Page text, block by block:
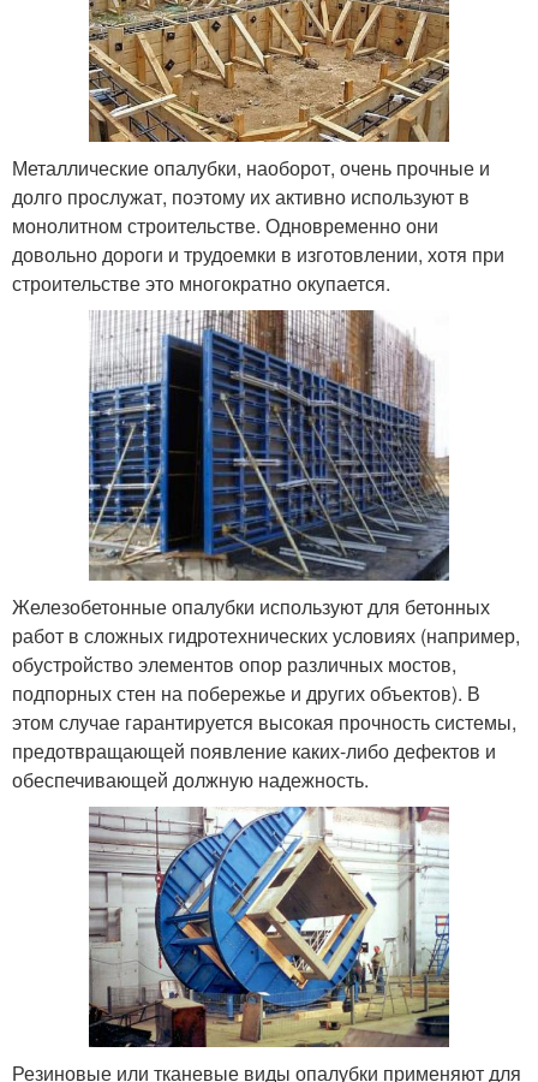
Металлические опалубки, наоборот, очень прочные и
долго прослужат, поэтому их активно используют в
монолитном строительстве. Одновременно они
довольно дороги и трудоемки в изготовлении, хотя при
строительстве это многократно окупается.
Железобетонные опалубки используют для бетонных
работ в сложных гидротехнических условиях (например,
обустройство элементов опор различных мостов,
подпорных стен на побережье и других объектов). В
этом случае гарантируется высокая прочность системы,
предотвращающей появление каких-либо дефектов и
обеспечивающей должную надежность.
Резиновые или тканевые виды опалубки применяют для